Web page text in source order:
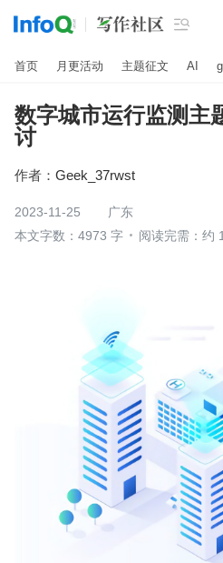

首页 月更活动 主题征文 AI
数字城市运行监测主
讨
作者： Geek_37rwst
2023-11-25
广东
本文字数：4973 字
阅读完需：约